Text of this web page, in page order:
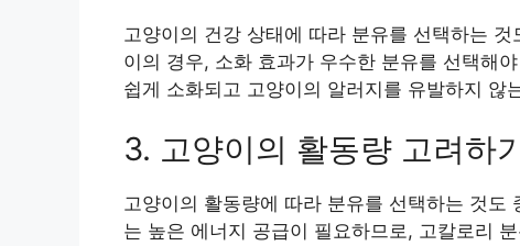
고양이의 건강 상태에 따라 분유를 선택하는
이의 경우, 소화 효과가 우수한 분유를 선택해
쉽게 소화되고 고양이의 알러지를 유발하지 않
3. 고양이의 활동량 고려하
고양이의 활동량에 따라 분유를 선택하는 것도
는 높은 에너지 공급이 필요하므로, 고칼로리